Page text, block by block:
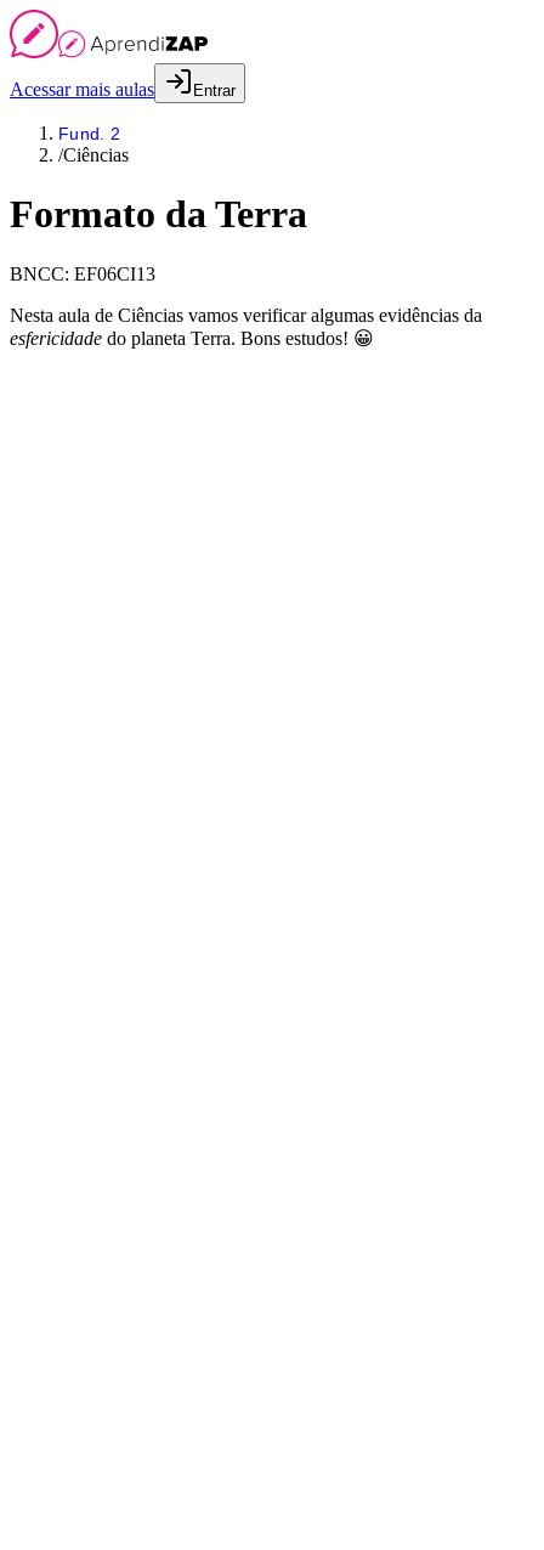
Acessar mais aulas Entrar
Fund. 2
/Ciências
Formato da Terra
BNCC: EF06CI13
Nesta aula de Ciências vamos verificar algumas evidências da
esfericidade do planeta Terra. Bons estudos! 😀